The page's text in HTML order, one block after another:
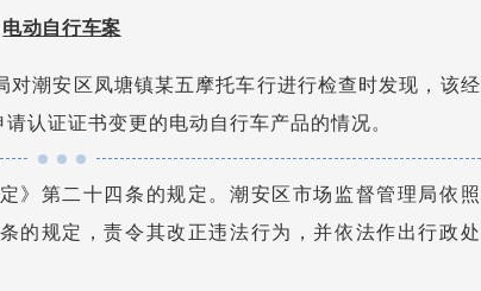
电动自行车案
潮安区凤塘镇某五摩托车行进行检查时发现，该经
认证证书变更的电动自行车产品的情况。
》第二十四条的规定。潮安区市场监督管理局依照
的规定，责令其改正违法行为，并依法作出行政处